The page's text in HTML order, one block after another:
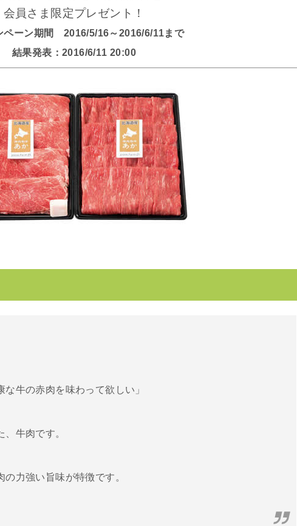
会員さま限定プレゼント！
ペーン期間 2016/5/16～2016/6/11まで
結果発表：2016/6/11 20:00
な牛の赤肉を味わって欲しい」
牛肉です。
力強い旨味が特徴です。